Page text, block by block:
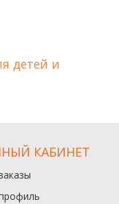
детей и
КАБИНЕТ